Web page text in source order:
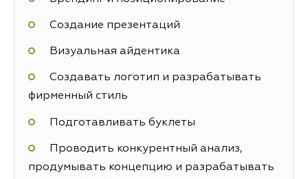
Создание презентаций
Визуальная айдентика
Создавать логотип и разрабатывать
фирменный стиль
Подготавливать буклеты
Проводить конкурентный анализ,
продумывать концепцию и разрабатывать